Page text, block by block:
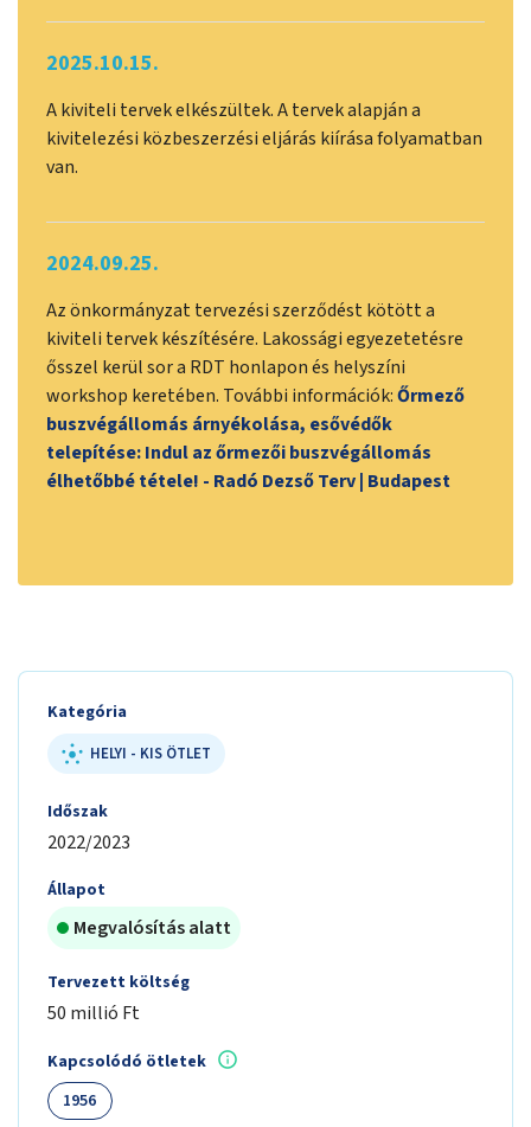
2025.10.15.
A kiviteli tervek elkészültek. A tervek alapján a
kivitelezési közbeszerzési eljárás kiírása folyamatban
van.
2024.09.25.
Az önkormányzat tervezési szerződést kötött a
kiviteli tervek készítésére. Lakossági egyezetetésre
ősszel kerül sor a RDT honlapon és helyszíni
workshop keretében. További információk:Őrmező
buszvégállomás árnyékolása, esővédők
telepítése: Indul az őrmezői buszvégállomás
élhetőbbé tétele! - Radó Dezső Terv | Budapest
Kategória
HELYI - KIS ÖTLET
Időszak
2022/2023
Állapot
Megvalósítás alatt
Tervezett költség
50 millió Ft
Kapcsolódó ötletek
1956